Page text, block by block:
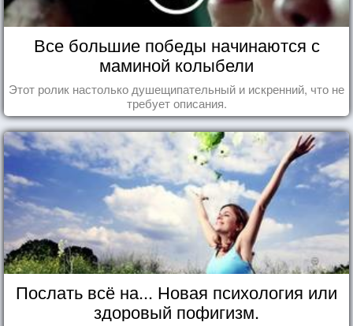
Все большие победы начинаются с
маминой колыбели
Этот ролик настолько душещипательный и искренний, что не
требует описания.
Послать всё на... Новая психология или
здоровый пофигизм.